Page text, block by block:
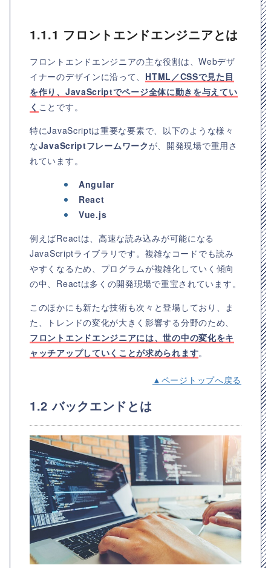
1.1.1 フロントエンドエンジニアとは
フロントエンドエンジニアの主な役割は、Webデザ
イナーのデザインに沿って、 HTML／CSSで見た目
を作り、JavaScriptでページ全体に動きを与えてい
く ことです。
特にJavaScriptは重要な要素で、以下のような様々
なJavaScriptフレームワークが、開発現場で重用さ
れています。
Angular
React
Vue.js
例えばReactは、高速な読み込みが可能になる
JavaScriptライブラリです。複雑なコードでも読み
やすくなるため、プログラムが複雑化していく傾向
の中、Reactは多くの開発現場で重宝されています。
このほかにも新たな技術も次々と登場しており、ま
た、トレンドの変化が大きく影響する分野のため、
フロントエンドエンジニアには、世の中の変化をキ
ャッチアップしていくことが求められます。
▲ページトップへ戻る
1.2 バックエンドとは